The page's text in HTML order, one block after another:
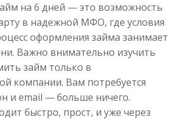
на 6 дней — это возможность
в надежной МФО, где условия
оформления займа занимает
Важно внимательно изучить
займ только в
компании. Вам потребуется
и email — больше ничего.
быстро, прост, и уже через